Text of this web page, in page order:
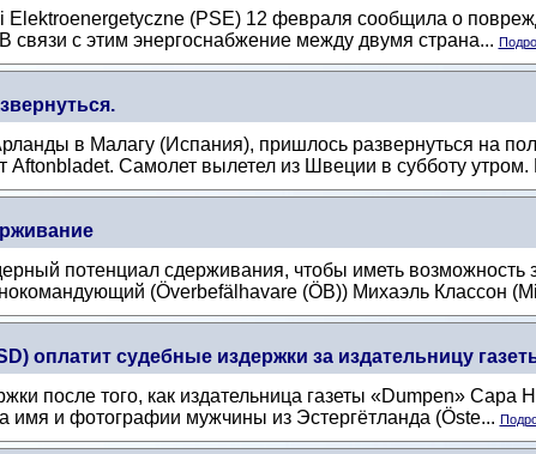
Elektroenergetyczne (PSE) 12 февраля сообщила о
с этим энергоснабжение между двумя страна...
в Малагу (Испания), пришлось развернуться на
Самолет вылетел из Швеции в субботу утром.
потенциал сдерживания, чтобы иметь возможность
(Överbefälhavare (ÖB)) Михаэль Классон
оплатит судебные издержки за издательницу
после того, как издательница газеты «Dumpen» Сара
имя и фотографии мужчины из Эстергётланда (Öste...